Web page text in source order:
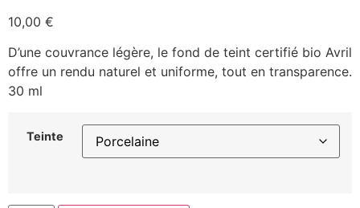
10,00 €
D’une couvrance légère, le fond de teint certifié bio Avril
offre un rendu naturel et uniforme, tout en transparence.
30 ml
Teinte